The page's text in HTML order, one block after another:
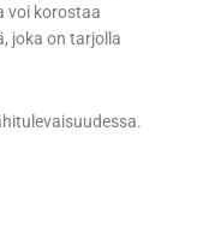
voi korostaa
joka on tarjolla